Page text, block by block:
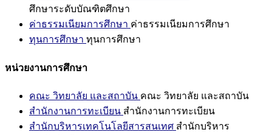
ศึกษาระดับบัณฑิตศึกษา
ค่าธรรมเนียมการศึกษา ค่าธรรมเนียมการศึกษา
ทุนการศึกษา ทุนการศึกษา
หน่วยงานการศึกษา
คณะ วิทยาลัย และสถาบัน คณะ วิทยาลัย และสถาบัน
สำนักงานการทะเบียน สำนักงานการทะเบียน
สำนักบริหารเทคโนโลยีสารสนเทศ สำนักบริหาร